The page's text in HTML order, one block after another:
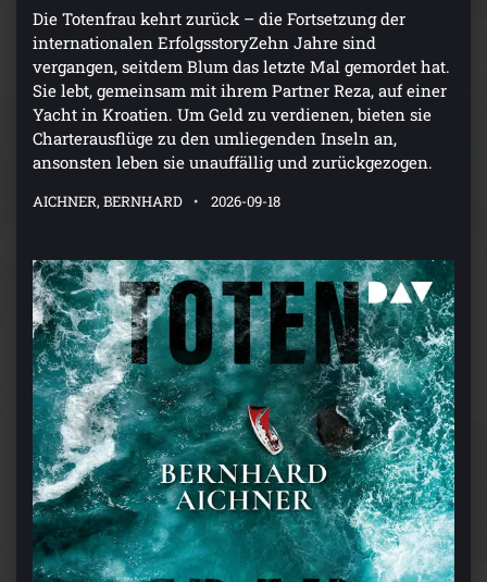
Die Totenfrau kehrt zurück – die Fortsetzung der
internationalen ErfolgsstoryZehn Jahre sind
vergangen, seitdem Blum das letzte Mal gemordet hat.
Sie lebt, gemeinsam mit ihrem Partner Reza, auf einer
Yacht in Kroatien. Um Geld zu verdienen, bieten sie
Charterausflüge zu den umliegenden Inseln an,
ansonsten leben sie unauffällig und zurückgezogen.
AICHNER, BERNHARD 2026-09-18